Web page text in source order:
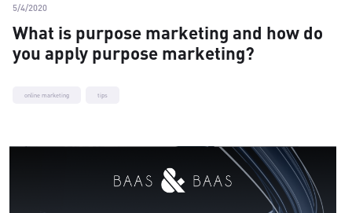
online marketing tips
5/4/2020
What is purpose marketing and how do
you apply purpose marketing?